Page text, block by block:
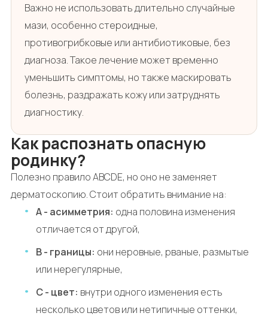
Важно не использовать длительно случайные
мази, особенно стероидные,
противогрибковые или антибиотиковые, без
диагноза. Такое лечение может временно
уменьшить симптомы, но также маскировать
болезнь, раздражать кожу или затруднять
диагностику.
Как распознать опасную
родинку?
Полезно правило ABCDE, но оно не заменяет
дерматоскопию. Стоит обратить внимание на:
A - асимметрия: одна половина изменения
отличается от другой,
B - границы: они неровные, рваные, размытые
или нерегулярные,
C - цвет: внутри одного изменения есть
несколько цветов или нетипичные оттенки,